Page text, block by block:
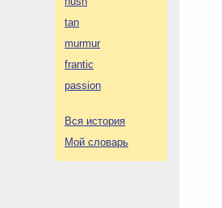
tan
murmur
frantic
passion
Вся история
Мой словарь